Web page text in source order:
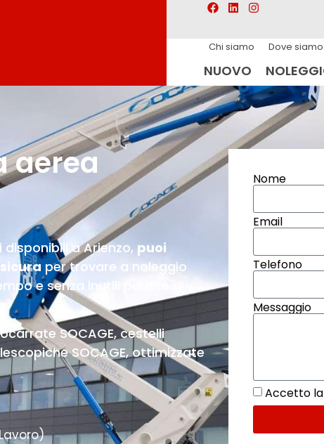
Chi siamo Dove siamo
NUOVO
aerea
a Arienzo, puoi
per trovare a noleggio
e senza inutili perdite di
SOCAGE, cestelli
SOCAGE, ottimizzate
Nome
Email
Telefono
Messaggio
Accetto